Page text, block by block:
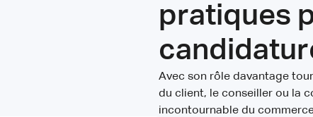
pratiques
Avec son rôle davantage
du client, le conseiller ou la
incontournable du